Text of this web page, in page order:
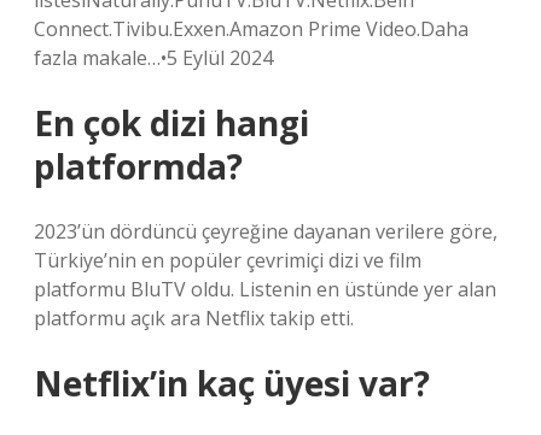
Connect.Tivibu.Exxen.Amazon Prime Video.Daha
fazla makale…•5 Eylül 2024
En çok dizi hangi
platformda?
2023’ün dördüncü çeyreğine dayanan verilere göre,
Türkiye’nin en popüler çevrimiçi dizi ve film
platformu BluTV oldu. Listenin en üstünde yer alan
platformu açık ara Netflix takip etti.
Netflix’in kaç üyesi var?